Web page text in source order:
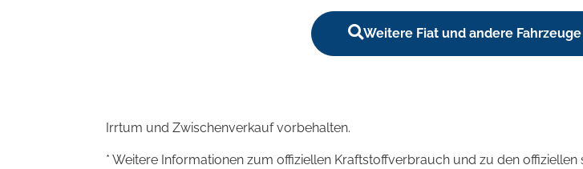
Weitere Fiat und andere
Irrtum und Zwischenverkauf vorbehalten.
* Weitere Informationen zum offiziellen Kraftstoffverbrauch und zu den offiziellen